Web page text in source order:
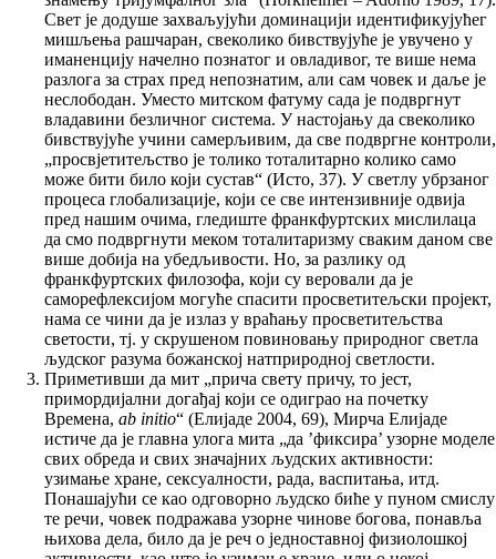
Свет је додуше захваљујући доминацији идентификујућег
мишљења рашчаран, свеколико бивствујуће је увучено у
иманенцију начелно познатог и овладивог, те више нема
разлога за страх пред непознатим, али сам човек и даље је
неслободан. Уместо митском фатуму сада је подвргнут
владавини безличног система. У настојању да свеколико
бивствујуће учини самерљивим, да све подвргне контроли,
„просвјетитељство је толико тоталитарно колико само
може бити било који сустав“ (Исто, 37). У светлу убрзаног
процеса глобализације, који се све интензивније одвија
пред нашим очима, гледиште франкфуртских мислилаца
да смо подвргнути меком тоталитаризму сваким даном све
више добија на убедљивости. Но, за разлику од
франкфуртских филозофа, који су веровали да је
саморефлексијом могуће спасити просветитељски пројект,
нама се чини да је излаз у враћању просветитељства
светости, тј. у скрушеном повиновању природног светла
људског разума божанској натприродној светлости.
Приметивши да мит „прича свету причу, то јест,
примордијални догађај који се одиграо на почетку
Времена, ab initio“ (Елијаде 2004, 69), Мирча Елијаде
истиче да је главна улога мита „да ’фиксира’ узорне моделе
свих обреда и свих значајних људских активности:
узимање хране, сексуалности, рада, васпитања, итд.
Понашајући се као одговорно људско биће у пуном смислу
те речи, човек подражава узорне чинове богова, понавља
њихова дела, било да је реч о једноставној физиолошкој